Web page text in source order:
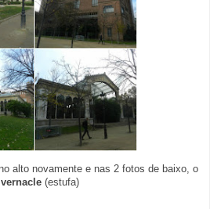
no alto novamente e nas 2 fotos de baixo, o
(estufa)